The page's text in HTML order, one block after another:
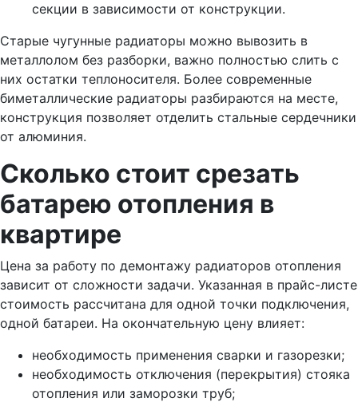
секции в зависимости от конструкции.
Старые чугунные радиаторы можно вывозить в
металлолом без разборки, важно полностью слить с
них остатки теплоносителя. Более современные
биметаллические радиаторы разбираются на месте,
конструкция позволяет отделить стальные сердечники
от алюминия.
Сколько стоит срезать
батарею отопления в
квартире
Цена за работу по демонтажу радиаторов отопления
зависит от сложности задачи. Указанная в прайс-листе
стоимость рассчитана для одной точки подключения,
одной батареи. На окончательную цену влияет:
необходимость применения сварки и газорезки;
необходимость отключения (перекрытия) стояка
отопления или заморозки труб;